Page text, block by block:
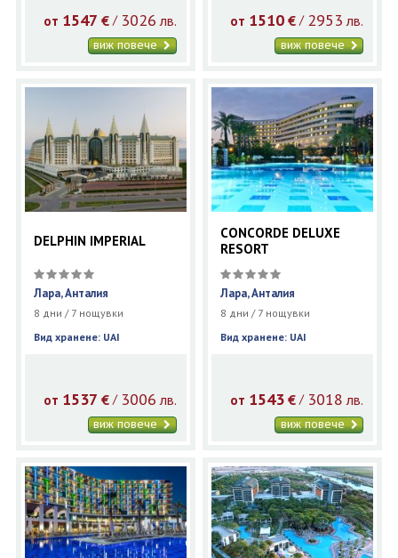
от 1547 €/ 3026 лв.
виж повече
от 1510 € / 2953 лв.
виж повече
DELPHIN IMPERIAL
Лара, Анталия
8 дни / 7 нощувки
Вид хранене: UAI
от 1537 €/ 3006 лв.
виж повече
CONCORDE DELUXE
RESORT
Лара, Анталия
8 дни / 7 нощувки
Вид хранене: UAI
от 1543 € / 3018 лв.
виж повече